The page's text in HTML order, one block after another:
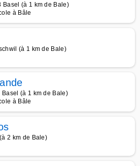
Basel (à 1 km de Bale)
à Bâle
(à 1 km de Bale)
(à 1 km de Bale)
à Bâle
2 km de Bale)